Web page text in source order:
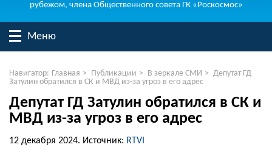
рубежом, члена Общественного совета ГК «Роскосмос»
Меню
Навигатор: Главная > Публикации > В зеркале СМИ > Депутат ГД
Затулин обратился в СК и МВД из-за угроз в его адрес
Депутат ГД Затулин обратился в СК и
МВД из-за угроз в его адрес
12 декабря 2024. Источник: RTVI